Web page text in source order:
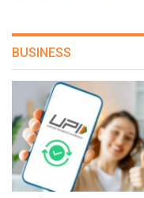
BUSINESS